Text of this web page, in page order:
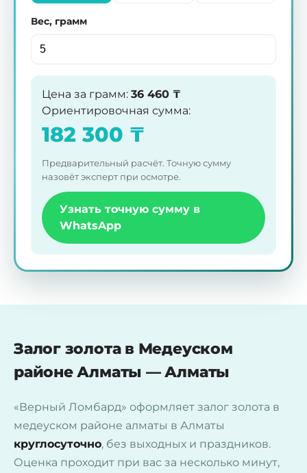
Вес, грамм
Цена за грамм: 36 460 ₸
Ориентировочная сумма:
182 300 ₸
Предварительный расчёт. Точную сумму
назовёт эксперт при осмотре.
Узнать точную сумму в
WhatsApp
Залог золота в Медеуском
районе Алматы — Алматы
«Верный Ломбард» оформляет залог золота в
медеуском районе алматы в Алматы
круглосуточно, без выходных и праздников.
Оценка проходит при вас за несколько минут,